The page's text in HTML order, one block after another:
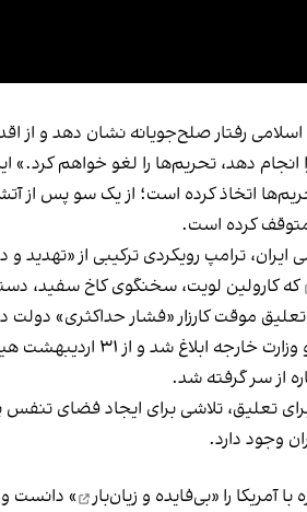
رفتار صلح‌جویانه نشان دهد و از
را انجام دهد، تحریم‌ها را لغو
اتخاذ کرده است؛ از یک سو پس از
متوقف کرده است.
ترامپ رویکردی ترکیبی از «تهدید و
که کارولین لویت، سخنگوی کاخ سفید،
موقت کارزار «فشار حداکثری» دولت
این دستور ابتدا به
از سر گرفته شد.
تعلیق، تلاشی برای ایجاد فضای
وجود دارد.
آمریکا را «بی‌فایده و زیان‌بار
» دانست و